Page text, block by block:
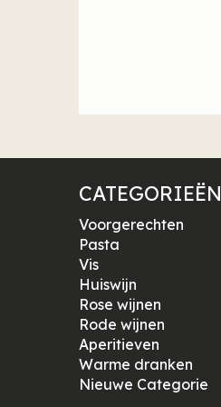
CATEGORIEËN
Voorgerechten
Pasta
Vis
Huiswijn
Rose wijnen
Rode wijnen
Aperitieven
Warme dranken
Nieuwe Categorie